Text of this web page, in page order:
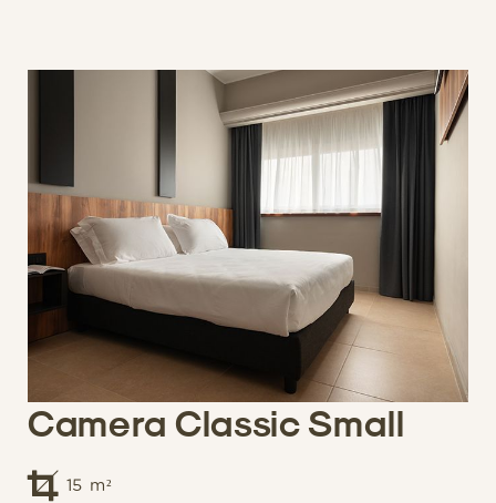
Camera Classic Small
15 m²